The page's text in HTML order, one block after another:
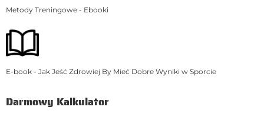
Metody Treningowe - Ebooki
E-book - Jak Jeść Zdrowiej By Mieć Dobre Wyniki w Sporcie
Darmowy Kalkulator